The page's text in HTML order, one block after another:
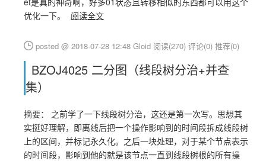
优化一下。
阅读全文
posted @ 2018-07-28 12:48 Gloid 阅读(270) 评论(0) 推荐(0)
BZOJ4025 二分图（线段树分治+并查
集）
摘要： 之前学了一下线段树分治，这还是第一次写。思想其
实挺好理解，即离线后把一个操作影响到的时间段拆成线段树
上的区间，并标记永久化。之后一块处理，对于某个节点表示
的时间段，影响到他的就是该节点一直到线段树根的所有操